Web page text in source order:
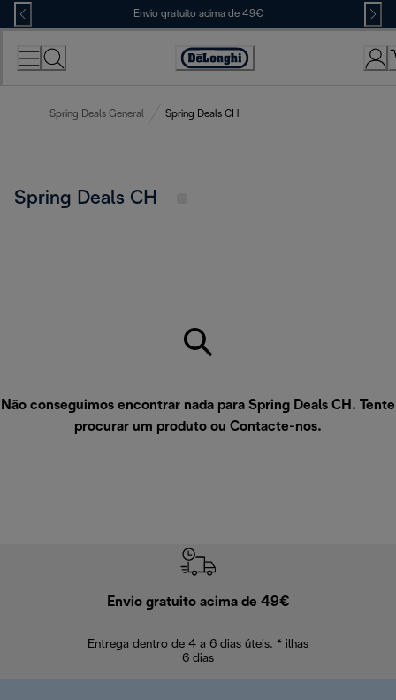
Skip
to
Content
Envio gratuito acima de 49€
Accessibility
Spring Deals General Spring Deals CH
Spring Deals CH
Não conseguimos encontrar nada para Spring Deals CH. Tente
procurar um produto ou Contacte-nos.
Envio gratuito acima de 49€
Entrega dentro de 4 a 6 dias úteis. * ilhas
6 dias